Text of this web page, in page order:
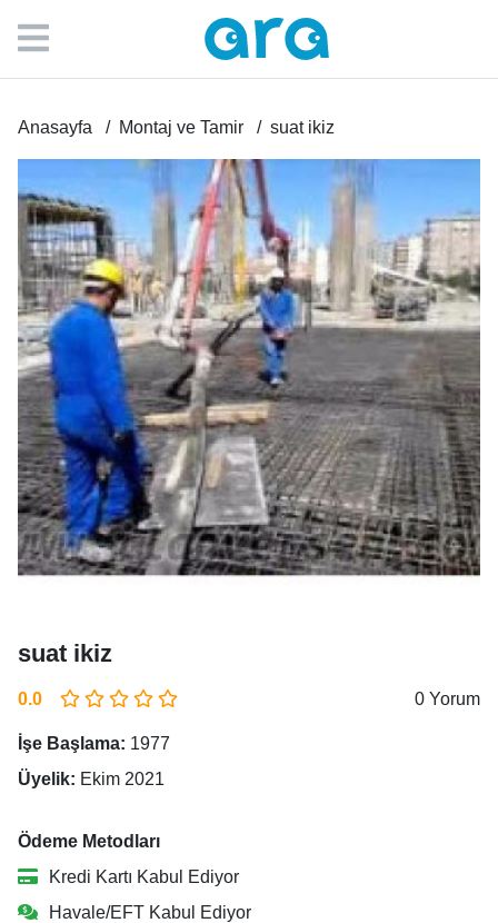
Anasayfa Montaj ve Tamir suat ikiz
suat ikiz
0.0 0 Yorum
İşe Başlama: 1977
Üyelik: Ekim 2021
Ödeme Metodları
Kredi Kartı Kabul Ediyor
Havale/EFT Kabul Ediyor